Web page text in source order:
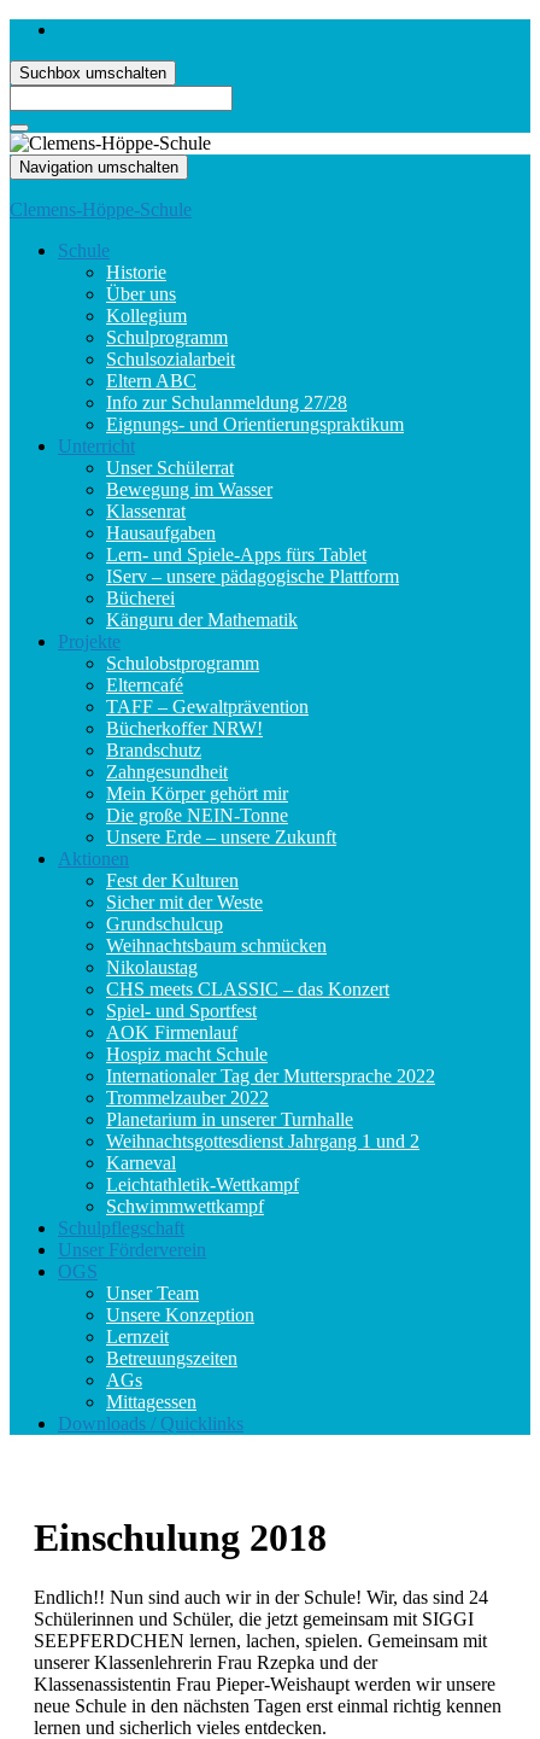
Suchbox umschalten
for:
Navigation umschalten
Clemens-Höppe-Schule
Schule
Historie
Über uns
Kollegium
Schulprogramm
Schulsozialarbeit
Eltern ABC
Info zur Schulanmeldung 27/28
Eignungs- und Orientierungspraktikum
Unterricht
Unser Schülerrat
Bewegung im Wasser
Klassenrat
Hausaufgaben
Lern- und Spiele-Apps fürs Tablet
IServ – unsere pädagogische Plattform
Bücherei
Känguru der Mathematik
Projekte
Schulobstprogramm
Elterncafé
TAFF – Gewaltprävention
Bücherkoffer NRW!
Brandschutz
Zahngesundheit
Mein Körper gehört mir
Die große NEIN-Tonne
Unsere Erde – unsere Zukunft
Aktionen
Fest der Kulturen
Sicher mit der Weste
Grundschulcup
Weihnachtsbaum schmücken
Nikolaustag
CHS meets CLASSIC – das Konzert
Spiel- und Sportfest
AOK Firmenlauf
Hospiz macht Schule
Internationaler Tag der Muttersprache 2022
Trommelzauber 2022
Planetarium in unserer Turnhalle
Weihnachtsgottesdienst Jahrgang 1 und 2
Karneval
Leichtathletik-Wettkampf
Schwimmwettkampf
Schulpflegschaft
Unser Förderverein
OGS
Unser Team
Unsere Konzeption
Lernzeit
Betreuungszeiten
AGs
Mittagessen
Downloads / Quicklinks
Einschulung 2018
Endlich!! Nun sind auch wir in der Schule! Wir, das sind 24
Schülerinnen und Schüler, die jetzt gemeinsam mit SIGGI
SEEPFERDCHEN lernen, lachen, spielen. Gemeinsam mit
unserer Klassenlehrerin Frau Rzepka und der
Klassenassistentin Frau Pieper-Weishaupt werden wir unsere
neue Schule in den nächsten Tagen erst einmal richtig kennen
lernen und sicherlich vieles entdecken.